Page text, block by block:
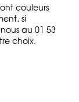
couleurs
si
au 01 53
choix.